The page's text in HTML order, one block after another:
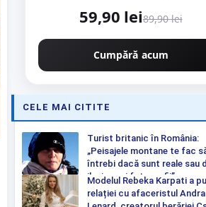
59,90 lei89,90 lei
Cumpără acum
CELE MAI CITITE
Turist britanic în România:
„Peisajele montane te fac
întrebi dacă sunt reale sau
iluzia unei fotografii”
Modelul Rebeka Karpati a
relației cu afaceristul